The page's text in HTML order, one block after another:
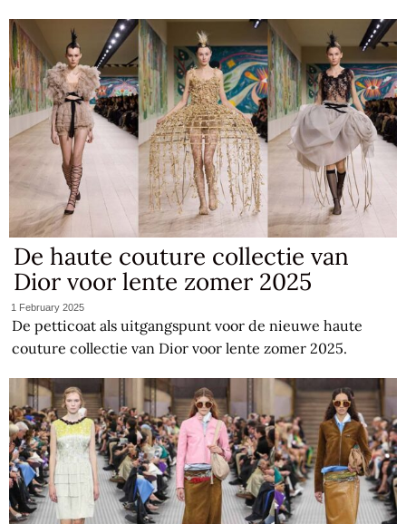
De haute couture collectie van
Dior voor lente zomer 2025
1 February 2025
De petticoat als uitgangspunt voor de nieuwe haute
couture collectie van Dior voor lente zomer 2025.